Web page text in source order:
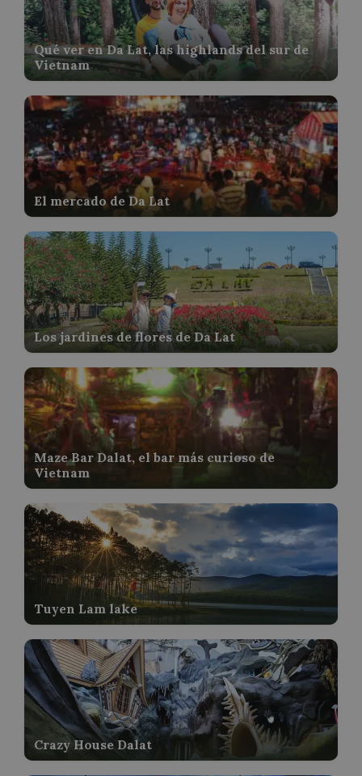
Qué ver en Da Lat, las highlands del sur de
Vietnam
El mercado de Da Lat
Los jardines de flores de Da Lat
Maze Bar Dalat, el bar más curioso de
Vietnam
Tuyen Lam lake
Crazy House Dalat